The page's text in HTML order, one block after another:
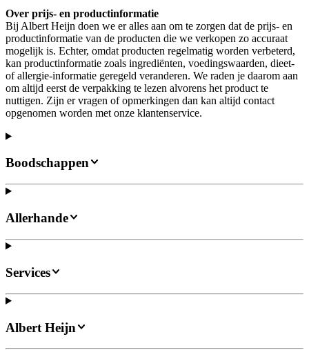
Over prijs- en productinformatie
Bij Albert Heijn doen we er alles aan om te zorgen dat de prijs- en
productinformatie van de producten die we verkopen zo accuraat
mogelijk is. Echter, omdat producten regelmatig worden verbeterd,
kan productinformatie zoals ingrediënten, voedingswaarden, dieet-
of allergie-informatie geregeld veranderen. We raden je daarom aan
om altijd eerst de verpakking te lezen alvorens het product te
nuttigen. Zijn er vragen of opmerkingen dan kan altijd contact
opgenomen worden met onze klantenservice.
Boodschappen
Allerhande
Services
Albert Heijn